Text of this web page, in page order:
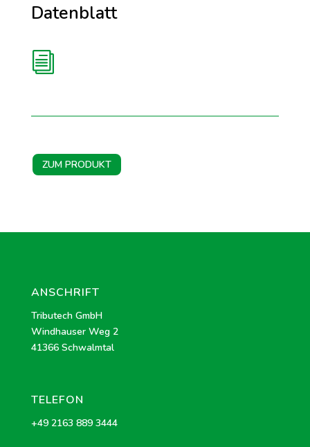
Datenblatt
i
ZUM PRODUKT
ANSCHRIFT
Tributech GmbH
Windhauser Weg 2
41366 Schwalmtal
TELEFON
+49 2163 889 3444